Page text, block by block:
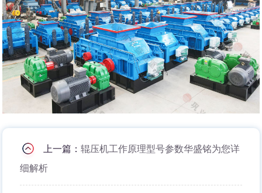
上一篇：辊压机工作原理型号参数华盛铭为您详
细解析